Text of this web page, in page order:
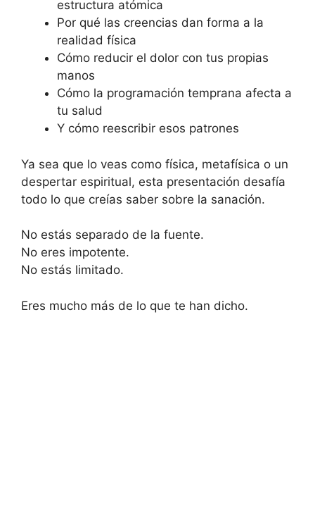
estructura atómica
Por qué las creencias dan forma a la
realidad física
Cómo reducir el dolor con tus propias
manos
Cómo la programación temprana afecta a
tu salud
Y cómo reescribir esos patrones
Ya sea que lo veas como física, metafísica o un
despertar espiritual, esta presentación desafía
todo lo que creías saber sobre la sanación.
No estás separado de la fuente.
No eres impotente.
No estás limitado.
Eres mucho más de lo que te han dicho.